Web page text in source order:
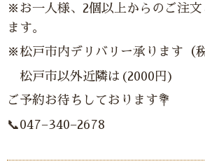
※お一人様、2個以上からのご注文
ます。
※松戸市内デリバリー承ります（
松戸市以外近隣は(2000円)
ご予約お待ちしております💐
📞047−340−2678